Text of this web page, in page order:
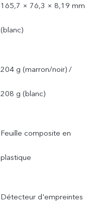
165,7 × 76,3 × 8,19 mm
(blanc)
204 g (marron/noir) /
208 g (blanc)
Feuille composite en
plastique
Détecteur d'empreintes